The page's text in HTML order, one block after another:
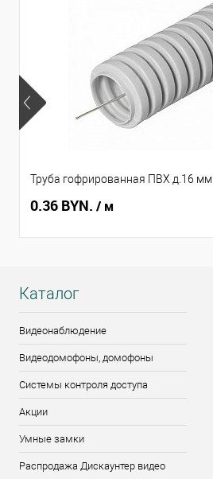
Труба гофрированная ПВХ д.16 мм
0.36 BYN. / м
Каталог
Видеонаблюдение
Видеодомофоны, домофоны
Системы контроля доступа
Акции
Умные замки
Распродажа Дискаунтер видео